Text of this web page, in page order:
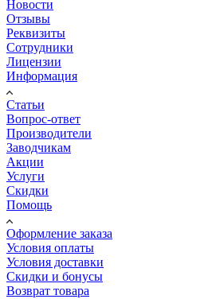
Новости
Отзывы
Реквизиты
Сотрудники
Лицензии
Информация
Статьи
Вопрос-ответ
Производители
Заводчикам
Акции
Услуги
Скидки
Помощь
Оформление заказа
Условия оплаты
Условия доставки
Скидки и бонусы
Возврат товара